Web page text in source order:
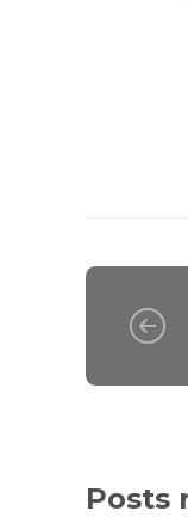
Posts